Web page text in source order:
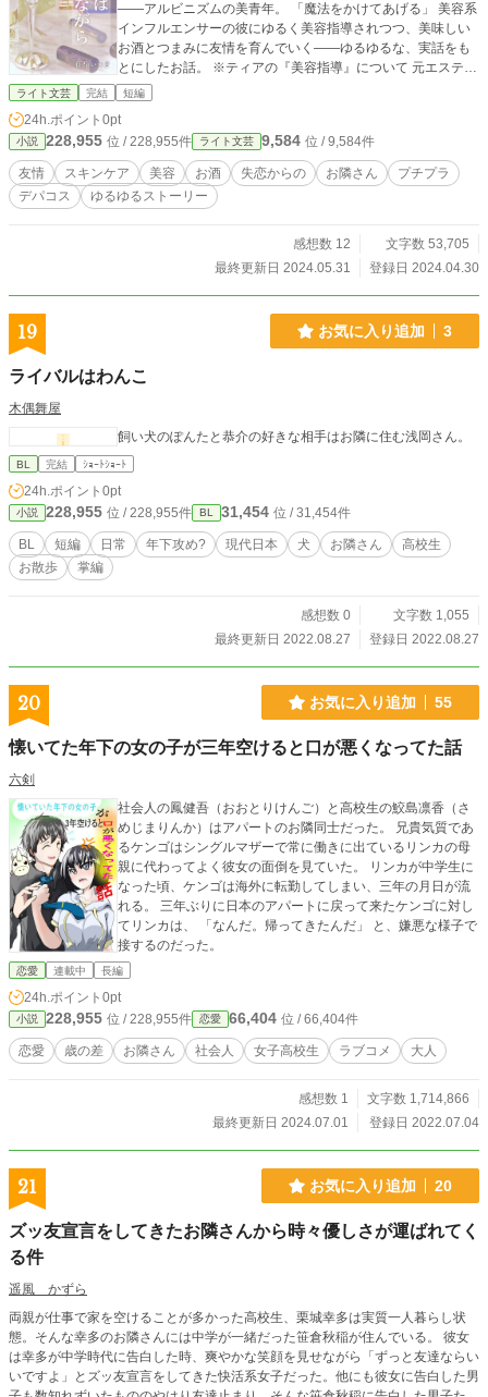
——アルビニズムの美青年。 「魔法をかけてあげる」 美容系
インフルエンサーの彼にゆるく美容指導されつつ、美味しい
お酒とつまみに友情を育んでいく——ゆるゆるな、実話をも
とにしたお話。 ※ティアの『美容指導』について 元エステテ
ィシャンと美容皮膚科医の方からアドバイスを受けておりま
ライト文芸 完結 短編
24h.ポイント 0pt
小説 228,955 位 / 228,955件 ライト文芸 9,584 位 / 9,584件
友情 スキンケア 美容 お酒 失恋からの お隣さん
プチプラ
デパコス
ゆるゆるストーリー
感想数 12
文字数 53,705
最終更新日 2024.05.31
登録日 2024.04.30
19 お気に入り追加 3
ライバルはわんこ
木偶舞屋
飼い犬のぽんたと恭介の好きな相手はお隣に住む浅岡さん。
BL 完結 ｼｮｰﾄｼｮｰﾄ
24h.ポイント 0pt
小説 228,955 位 / 228,955件 BL 31,454 位 / 31,454件
BL 短編 日常 年下攻め? 現代日本 犬 お隣さん
高校生
お散歩
掌編
感想数 0
文字数 1,055
最終更新日 2022.08.27
登録日 2022.08.27
20 お気に入り追加 55
懐いてた年下の女の子が三年空けると口が悪くなってた話
六剣
社会人の鳳健吾（おおとりけんご）と高校生の鮫島凛香（さ
めじまりんか）はアパートのお隣同士だった。 兄貴気質であ
るケンゴはシングルマザーで常に働きに出ているリンカの母
親に代わってよく彼女の面倒を見ていた。 リンカが中学生に
なった頃、ケンゴは海外に転勤してしまい、三年の月日が流
れる。 三年ぶりに日本のアパートに戻って来たケンゴに対し
てリンカは、 「なんだ。帰ってきたんだ」 と、嫌悪な様子で
接するのだった。
恋愛 連載中 長編
24h.ポイント 0pt
小説 228,955 位 / 228,955件 恋愛 66,404 位 / 66,404件
恋愛 歳の差 お隣さん 社会人 女子高校生 ラブコメ 大人
感想数 1
文字数 1,714,866
最終更新日 2024.07.01
登録日 2022.07.04
21 お気に入り追加 20
ズッ友宣言をしてきたお隣さんから時々優しさが運ばれてく
る件
遥風 かずら
両親が仕事で家を空けることが多かった高校生、栗城幸多は実質一人暮らし状
態。そんな幸多のお隣さんには中学が一緒だった笹倉秋稲が住んでいる。 彼女
は幸多が中学時代に告白した時、爽やかな笑顔を見せながら「ずっと友達ならい
いですよ」とズッ友宣言をしてきた快活系女子だった。他にも彼女に告白した男